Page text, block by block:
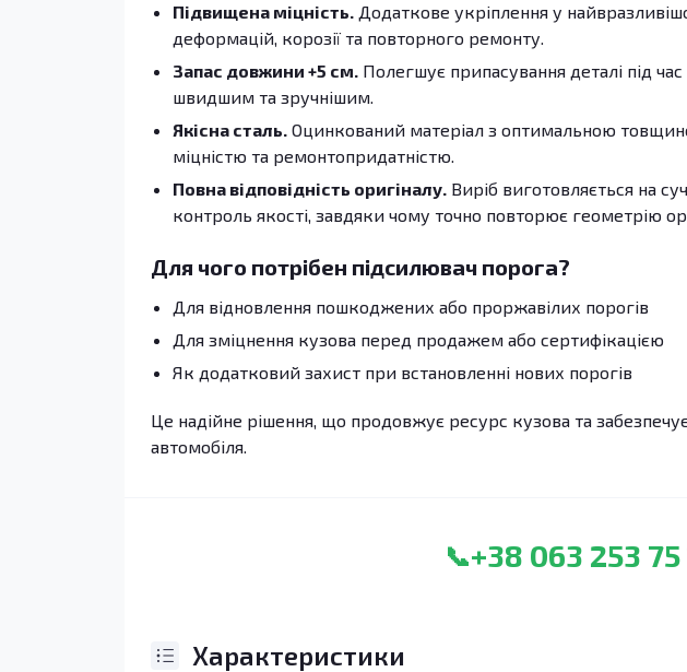
Підвищена міцність. Додаткове укріплення у
деформацій, корозії та повторного ремонту.
Запас довжини +5 см. Полегшує припасування деталі під
швидшим та зручнішим.
Якісна сталь. Оцинкований матеріал з оптимальною
міцністю та ремонтопридатністю.
Повна відповідність оригіналу. Виріб виготовляється на
контроль якості, завдяки чому точно повторює геометрію
Для чого потрібен підсилювач порога?
Для відновлення пошкоджених або проржавілих порогів
Для зміцнення кузова перед продажем або сертифікацією
Як додатковий захист при встановленні нових порогів
Це надійне рішення, що продовжує ресурс кузова та забезпечує
автомобіля.
📞+38 063 253 75
Характеристики